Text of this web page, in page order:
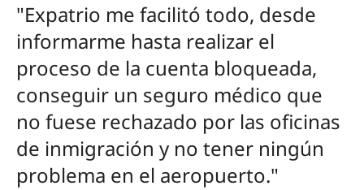
"Expatrio me facilitó todo, desde
informarme hasta realizar el
proceso de la cuenta bloqueada,
conseguir un seguro médico que
no fuese rechazado por las oficinas
de inmigración y no tener ningún
problema en el aeropuerto."